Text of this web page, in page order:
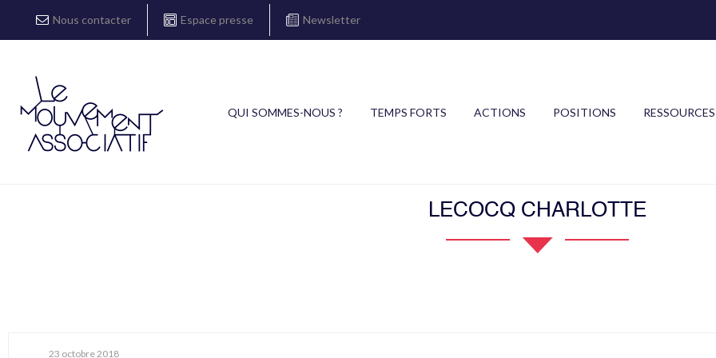
Nous contacter Espace presse Newsletter
QUI SOMMES-NOUS ? TEMPS FORTS ACTIONS POSITIONS RESSOURCES
LECOCQ CHARLOTTE
23 octobre 2018